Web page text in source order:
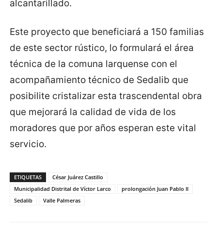
alcantarillado.
Este proyecto que beneficiará a 150 familias
de este sector rústico, lo formulará el área
técnica de la comuna larquense con el
acompañamiento técnico de Sedalib que
posibilite cristalizar esta trascendental obra
que mejorará la calidad de vida de los
moradores que por años esperan este vital
servicio.
ETIQUETAS
César Juárez Castillo
Municipalidad Distrital de Víctor Larco
prolongación Juan Pablo II
Sedalib
Valle Palmeras